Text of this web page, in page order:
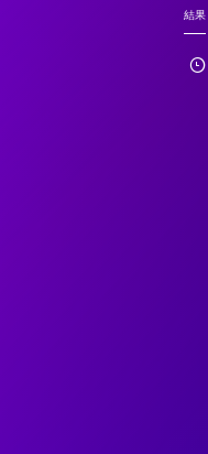
結果